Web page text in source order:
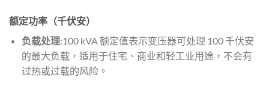
额定功率（千伏安）
负载处理:100 kVA 额定值表示变压器可处理 100 千伏安
的最大负载，适用于住宅、商业和轻工业用途，不会有
过热或过载的风险。